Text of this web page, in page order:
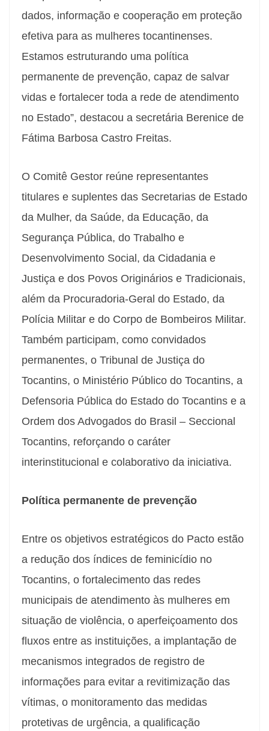
dados, informação e cooperação em proteção
efetiva para as mulheres tocantinenses.
Estamos estruturando uma política
permanente de prevenção, capaz de salvar
vidas e fortalecer toda a rede de atendimento
no Estado”, destacou a secretária Berenice de
Fátima Barbosa Castro Freitas.
O Comitê Gestor reúne representantes
titulares e suplentes das Secretarias de Estado
da Mulher, da Saúde, da Educação, da
Segurança Pública, do Trabalho e
Desenvolvimento Social, da Cidadania e
Justiça e dos Povos Originários e Tradicionais,
além da Procuradoria-Geral do Estado, da
Polícia Militar e do Corpo de Bombeiros Militar.
Também participam, como convidados
permanentes, o Tribunal de Justiça do
Tocantins, o Ministério Público do Tocantins, a
Defensoria Pública do Estado do Tocantins e a
Ordem dos Advogados do Brasil – Seccional
Tocantins, reforçando o caráter
interinstitucional e colaborativo da iniciativa.
Política permanente de prevenção
Entre os objetivos estratégicos do Pacto estão
a redução dos índices de feminicídio no
Tocantins, o fortalecimento das redes
municipais de atendimento às mulheres em
situação de violência, o aperfeiçoamento dos
fluxos entre as instituições, a implantação de
mecanismos integrados de registro de
informações para evitar a revitimização das
vítimas, o monitoramento das medidas
protetivas de urgência, a qualificação